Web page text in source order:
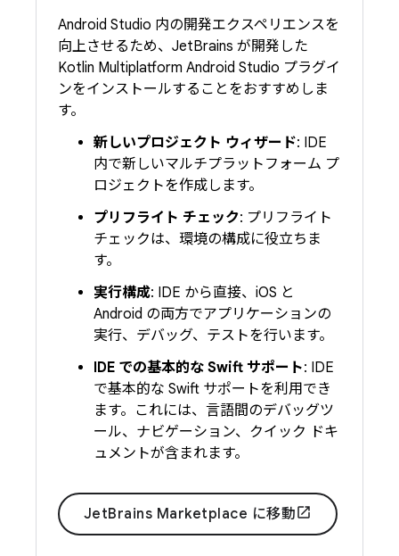
Android Studio 内の開発エクスペリエンスを
向上させるため、JetBrains が開発した
Kotlin Multiplatform Android Studio プラグイ
ンをインストールすることをおすすめしま
す。
新しいプロジェクト ウィザード: IDE
内で新しいマルチプラットフォーム プ
ロジェクトを作成します。
プリフライト チェック: プリフライト
チェックは、環境の構成に役立ちま
す。
実行構成: IDE から直接、iOS と
Android の両方でアプリケーションの
実行、デバッグ、テストを行います。
IDE での基本的な Swift サポート: IDE
で基本的な Swift サポートを利用でき
ます。これには、言語間のデバッグツ
ール、ナビゲーション、クイック ドキ
ュメントが含まれます。
JetBrains Marketplace に移動